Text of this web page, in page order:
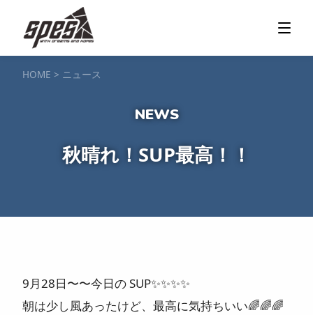
那須矢の目ダム湖
ツアー＆料金プラン
フォト＆ムービー
塩原渓谷 カヌー / 遊覧サップ
スノーボードスクール
フォト＆ムービーアドバイザー紹介ご予約・お問い合わせ
SUP団体プラン NEW!
HOME > ニュース
秋晴れ！SUP最高！！
9月28日〜〜今日の SUP✨✨✨✨
朝は少し風あったけど、最高に気持ちいい🌈🌈🌈